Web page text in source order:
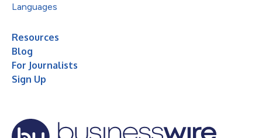
Languages
Resources
Blog
For Journalists
Sign Up